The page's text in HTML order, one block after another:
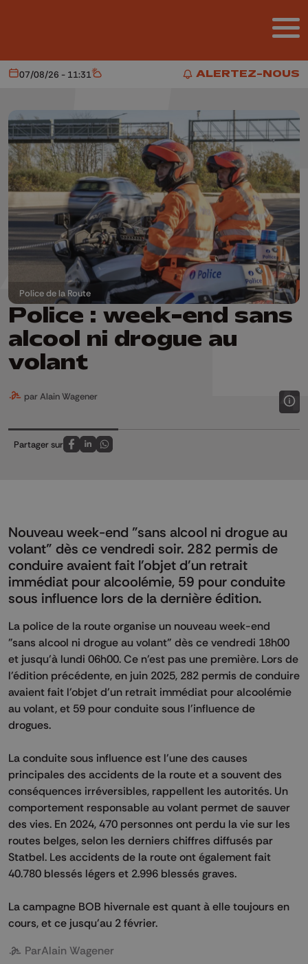
ALERTEZ-NOUS
ALERTEZ-NOUS
Aujourd'hui
07/08/26 - 11:31 Météo
Police : week-end sans
alcool ni drogue au
volant
par Alain Wagener
Partager sur
Partagez sur FaceBook
Partagez sur LinkedIn
Partagez sur Whatsapp
Police de la Route
Nouveau week-end "sans alcool ni drogue au
volant" dès ce vendredi soir. 282 permis de
conduire avaient fait l'objet d'un retrait
immédiat pour alcoolémie, 59 pour conduite
sous influence lors de la dernière édition.
La police de la route organise un nouveau week-end
"sans alcool ni drogue au volant" dès ce vendredi 18h00
et jusqu'à lundi 06h00. Ce n'est pas une première. Lors de
l'édition précédente, en juin 2025, 282 permis de conduire
avaient fait l'objet d'un retrait immédiat pour alcoolémie
au volant, et 59 pour conduite sous l'influence de
drogues.
La conduite sous influence est l'une des causes
principales des accidents de la route et a souvent des
conséquences irréversibles, rappellent les autorités. Un
comportement responsable au volant permet de sauver
des vies. En 2024, 470 personnes ont perdu la vie sur les
routes belges, selon les derniers chiffres diffusés par
Statbel. Les accidents de la route ont également fait
40.780 blessés légers et 2.996 blessés graves.
La campagne BOB hivernale est quant à elle toujours en
cours, et ce jusqu'au 2 février.
ParAlain Wagener